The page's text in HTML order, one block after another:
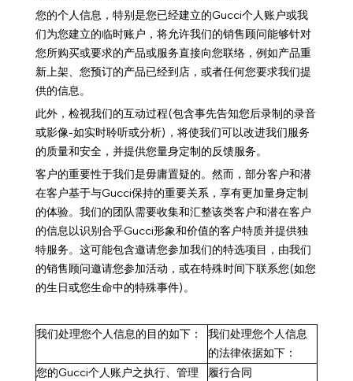
您的个人信息，特别是您已经建立的Gucci个人账户或我
们为您建立的临时账户，将允许我们的销售顾问能够针对
您所购买或要求的产品或服务直接向您联络，例如产品重
新上架、您预订的产品已经到店，或者任何您要求我们提
供的信息。
此外，检视我们的互动过程(包含事先告知您后录制的录音
或影像-如实时聆听或分析)，将使我们可以改进我们服务
的质量和安全，并提供您量身定制的反馈服务。
客户的重要性于我们是毋庸置疑的。然而，部分客户和潜
在客户基于与Gucci保持的重要关系，享有更加量身定制
的体验。我们的团队需要收集和汇整该类客户和潜在客户
的信息以识别合乎Gucci形象和价值的客户特质并提供独
特服务。这可能包含邀请您参加我们的特选项目，由我们
的销售顾问邀请您参加活动，或在特殊时间下联系您(如您
的生日或您生命中的特殊事件)。
我们处理您个人信息的目的如下：
我们处理您个人信息
的法律依据如下：
您的Gucci个人账户之执行、管理
履行合同